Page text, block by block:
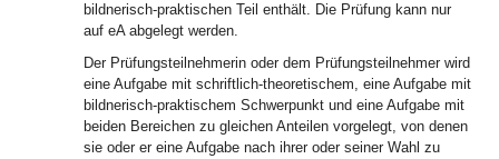
bildnerisch-praktischen Teil enthält. Die Prüfung kann nur
auf eA abgelegt werden.
Der Prüfungsteilnehmerin oder dem Prüfungsteilnehmer wird
eine Aufgabe mit schriftlich-theoretischem, eine Aufgabe mit
bildnerisch-praktischem Schwerpunkt und eine Aufgabe mit
beiden Bereichen zu gleichen Anteilen vorgelegt, von denen
sie oder er eine Aufgabe nach ihrer oder seiner Wahl zu